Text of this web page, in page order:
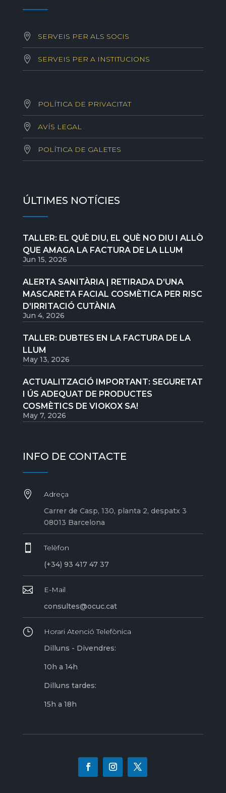
SERVEIS PER ALS SOCIS
SERVEIS PER A INSTITUCIONS
POLÍTICA DE PRIVACITAT
AVÍS LEGAL
POLÍTICA DE GALETES
ÚLTIMES NOTÍCIES
TALLER: EL QUÈ DIU, EL QUÈ NO DIU I ALLÒ
QUE AMAGA LA FACTURA DE LA LLUM
Jun 15, 2026
ALERTA SANITÀRIA | RETIRADA D’UNA
MASCARETA FACIAL COSMÈTICA PER RISC
D’IRRITACIÓ CUTÀNIA
Jun 4, 2026
TALLER: DUBTES EN LA FACTURA DE LA
LLUM
May 13, 2026
ACTUALITZACIÓ IMPORTANT: SEGURETAT
I ÚS ADEQUAT DE PRODUCTES
COSMÈTICS DE VIOKOX SA!
May 7, 2026
INFO DE CONTACTE

Adreça
Carrer de Casp, 130, planta 2, despatx 3
08013 Barcelona

Telèfon
(+34) 93 417 47 37

E-Mail
consultes@ocuc.cat
}
Horari Atenció Telefònica
Dilluns - Divendres:
10h a 14h
Dilluns tardes:
15h a 18h